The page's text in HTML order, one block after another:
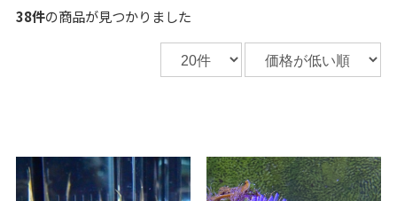
海水魚
ソフトコーラル
38件の商品が見つかりました